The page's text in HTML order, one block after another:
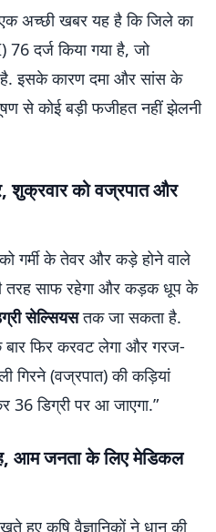
अच्छी खबर यह है कि जिले का
दर्ज किया गया है, जो
इसके कारण दमा और सांस के
से कोई बड़ी फजीहत नहीं झेलनी
शुक्रवार को वज्रपात और
गर्मी के तेवर और कड़े होने वाले
तरह साफ रहेगा और कड़क धूप के
सेल्सियसतक जा सकता है.
बार फिर करवट लेगा और गरज-
(वज्रपात) की कड़ियां
36 डिग्री पर आ जाएगा.”
आम जनता के लिए मेडिकल
हुए कृषि वैज्ञानिकों ने धान की